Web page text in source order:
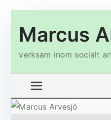
till
innehåll
Marcus
verksam inom socialt